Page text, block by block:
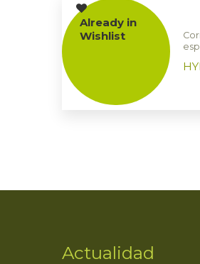
Already in
Wishlist
Actualidad